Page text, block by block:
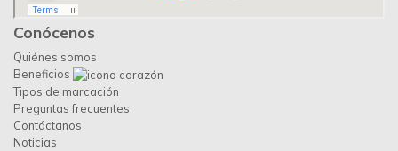
Conócenos
Quiénes somos
Beneficios
Tipos de marcación
Preguntas frecuentes
Contáctanos
Noticias